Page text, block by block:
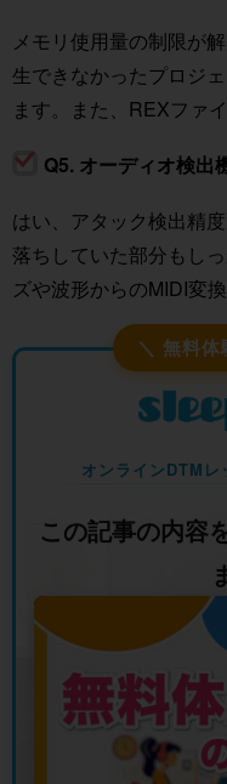
メモリ使用量の制限が
生できなかったプロジ
ます。また、REXファ
Q5. オーディオ検出
はい、アタック検出精
落ちしていた部分もし
ズや波形からのMIDI変
＼ 無料
オンラインDTM
この記事の内容を